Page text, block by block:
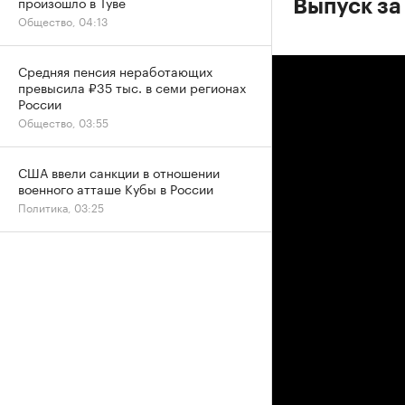
Выпуск
Общество, 04:13
Средняя пенсия неработающих
превысила ₽35 тыс. в семи регионах
России
Общество, 03:55
США ввели санкции в отношении
военного атташе Кубы в России
Политика, 03:25